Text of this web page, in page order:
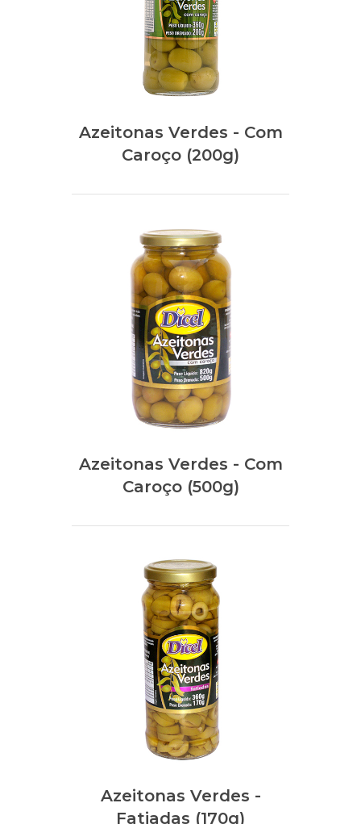
Azeitonas Verdes - Com
Caroço (200g)
Azeitonas Verdes - Com
Caroço (500g)
Azeitonas Verdes -
Fatiadas (170g)